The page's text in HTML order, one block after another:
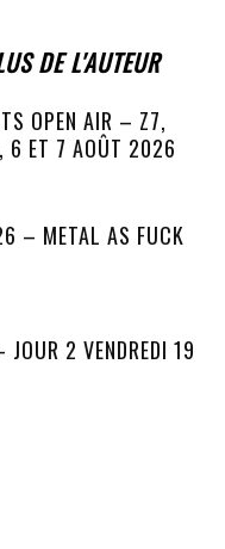
DE L'AUTEUR
OPEN AIR – Z7,
6 ET 7 AOÛT 2026
– METAL AS FUCK
2 VENDREDI 19